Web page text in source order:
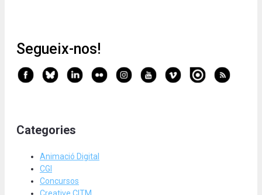
Segueix-nos!
Categories
Animació Digital
CGI
Concursos